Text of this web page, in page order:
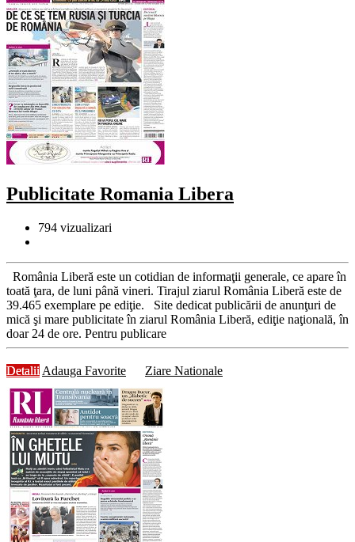
Publicitate Romania Libera
794 vizualizari
România Liberă este un cotidian de informaţii generale, ce apare în
toată ţara, de luni până vineri. Tirajul ziarul România Liberă este de
39.465 exemplare pe ediţie. Site dedicat publicării de anunţuri de
mică şi mare publicitate în ziarul România Liberă, ediţie naţională, în
doar 24 de ore. Pentru publicare
Detalii Adauga Favorite Ziare Nationale